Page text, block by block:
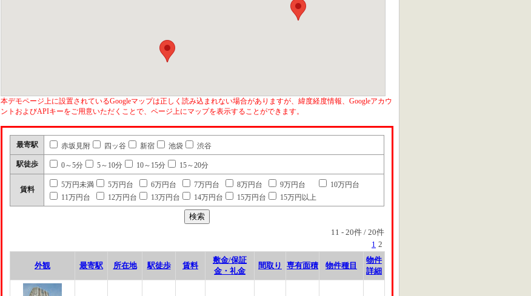
本デモページ上に設置されているGoogleマップは正しく読み込まれない場合がありますが、緯度経度情報、Googleアカウ
ントおよびAPIキーをご用意いただくことで、ページ上にマップを表示することができます。
最寄駅 赤坂見附 四ッ谷 新宿 池袋 渋谷
駅徒歩 0～5分 5～10分 10～15分 15～20分
賃料
5万円未満 5万円台 6万円台 7万円台 8万円台 9万円台
10万円台
11万円台
12万円台 13万円台 14万円台 15万円台 15万円以上
11 - 20件 / 20件
1 2
外観 最寄駅 所在地 駅徒歩 賃料
敷金/保証
金・礼金
間取り 専有面積 物件種目
物件
詳細